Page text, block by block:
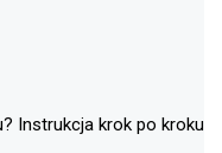
Instrukcja krok po kroku